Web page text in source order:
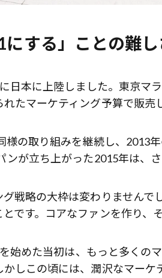
1にする」ことの難し
日本に上陸しました。東京マ
たマーケティング予算で販売
様の取り組みを継続し、2013
ンが立ち上がった2015年は、
グ戦略の大枠は変わりませんで
です。コアなファンを作り、
始めた当初は、もっと多くの
かしこの頃には、潤沢なマー